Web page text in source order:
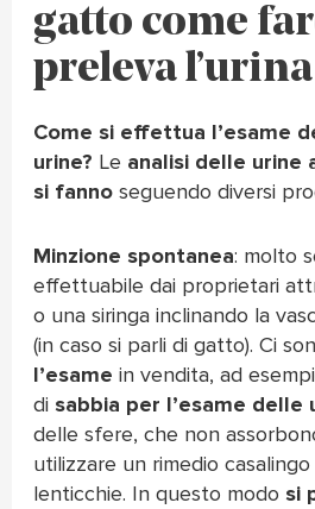
gatto come
preleva l’urina
Come si effettua l’esame
urine? Le analisi delle urine
si fannoseguendo diversi
Minzione spontanea: molto
effettuabile dai proprietari
o una siringa inclinando la
(in caso si parli di gatto). Ci
l’esame in vendita, ad
disabbia per l’esame delle
delle sfere, che non
utilizzare un rimedio
lenticchie. In questo modo si